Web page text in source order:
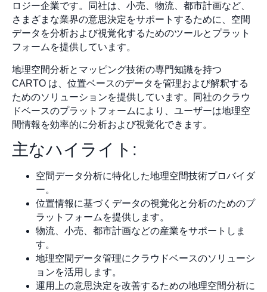
ロジー企業です。同社は、小売、物流、都市計画など、
さまざまな業界の意思決定をサポートするために、空間
データを分析および視覚化するためのツールとプラット
フォームを提供しています。
地理空間分析とマッピング技術の専門知識を持つ
CARTO は、位置ベースのデータを管理および解釈する
ためのソリューションを提供しています。同社のクラウ
ドベースのプラットフォームにより、ユーザーは地理空
間情報を効率的に分析および視覚化できます。
主なハイライト:
空間データ分析に特化した地理空間技術プロバイダ
ー。
位置情報に基づくデータの視覚化と分析のためのプ
ラットフォームを提供します。
物流、小売、都市計画などの産業をサポートしま
す。
地理空間データ管理にクラウドベースのソリューシ
ョンを活用します。
運用上の意思決定を改善するための地理空間分析に